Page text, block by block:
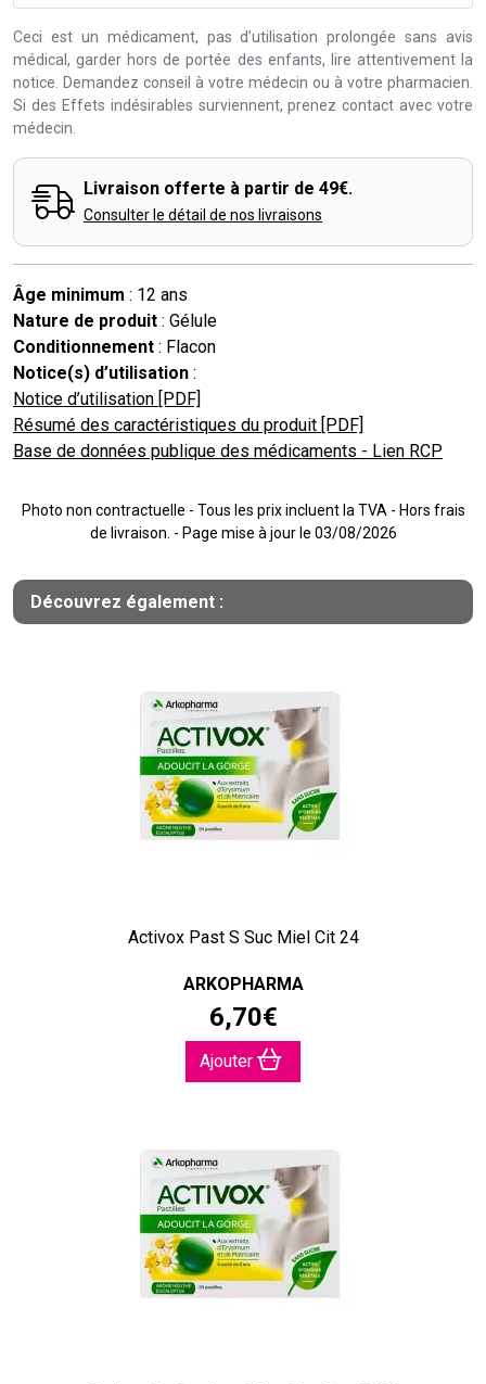
Ceci est un médicament, pas d’utilisation prolongée sans avis
médical, garder hors de portée des enfants, lire attentivement la
notice. Demandez conseil à votre médecin ou à votre pharmacien.
Si des Effets indésirables surviennent, prenez contact avec votre
médecin.
Livraison offerte à partir de 49€.
Consulter le détail de nos livraisons
Âge minimum : 12 ans
Nature de produit : Gélule
Conditionnement : Flacon
Notice(s) d’utilisation :
Notice d’utilisation [PDF]
Résumé des caractéristiques du produit [PDF]
Base de données publique des médicaments - Lien RCP
Photo non contractuelle - Tous les prix incluent la TVA - Hors frais
de livraison. - Page mise à jour le 03/08/2026
Découvrez également :
Activox Past S Suc Miel Cit 24
ARKOPHARMA
6,70€
Ajouter